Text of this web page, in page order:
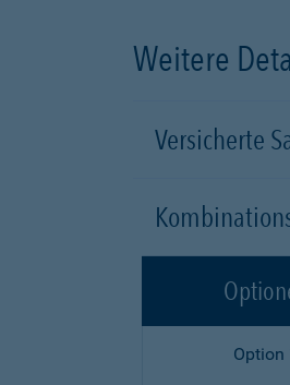
Weitere
Versicherte
Option